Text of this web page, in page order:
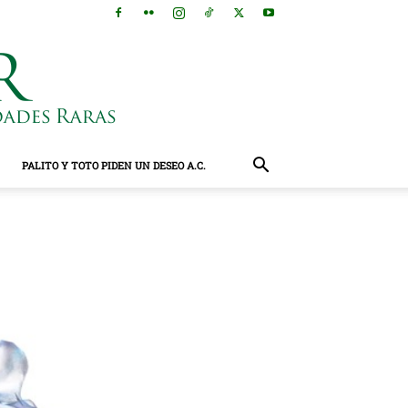
PALITO Y TOTO PIDEN UN DESEO A.C.